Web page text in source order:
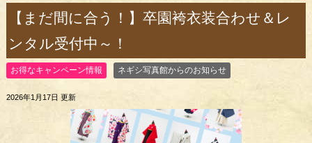
【まだ間に合う！】卒園袴衣装合わせ＆レ
ンタル受付中～！
お得なキャンペーン情報 ネギシ写真館からのお知らせ
2026年1月17日 更新